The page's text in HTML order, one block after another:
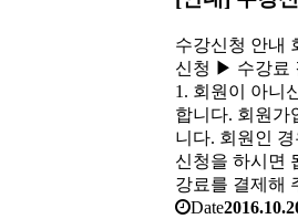
수강신청 안내
신청 ▶ 수강료
1. 회원이 아니
합니다. 회원가
니다. 회원인
신청을 하시면
강료를 결제해
Date